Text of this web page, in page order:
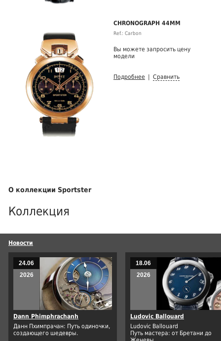
CHRONOGRAPH 44MM
Ref.: Carbon
Вы можете запросить цену
модели
Подробнее Сравнить
О коллекции Sportster
Коллекция
Новости
24.06
2026
Dann Phimphrachanh
Данн Пхимпрачан: Путь одиночки,
создающего шедевры.
18.06
2026
Ludovic Ballouard
Ludovic Ballouard
Путь мастера: от Бретани до